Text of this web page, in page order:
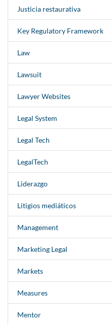
Justicia restaurativa
Key Regulatory Framework
Law
Lawsuit
Lawyer Websites
Legal System
Legal Tech
LegalTech
Liderazgo
Litigios mediáticos
Management
Marketing Legal
Markets
Measures
Mentor